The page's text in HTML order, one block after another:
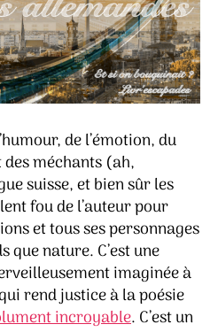
de l’émotion, du
des méchants (ah,
suisse, et bien sûr les
fou de l’auteur pour
et tous ses personnages
nature. C’est une
imaginée à
rend justice à la poésie
incroyable. C’est un